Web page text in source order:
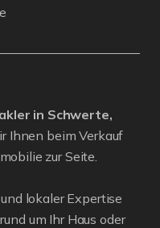
in Schwerte,
Ihnen beim Verkauf
zur Seite.
lokaler Expertise
um Ihr Haus oder